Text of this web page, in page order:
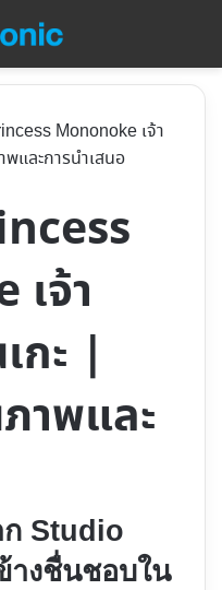
Mononoke เจ้า
พและการนำเสนอ
จ้า
กะ |
าพและ
ก Studio
งชื่นชอบใน